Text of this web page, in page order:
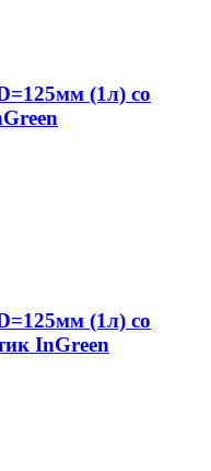
(1л) со
(1л) со
InGreen